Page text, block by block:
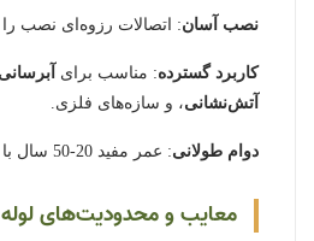
نصب آسان: اتصالات رزوه‌ای نصب
کاربرد گسترده: مناسب برای آبرسانی
آتش‌نشانی، و سازه‌های فلزی.
دوام طولانی: عمر مفید 20-50 سال با نگهداری مناسب.
معایب و محدودیت‌های لوله